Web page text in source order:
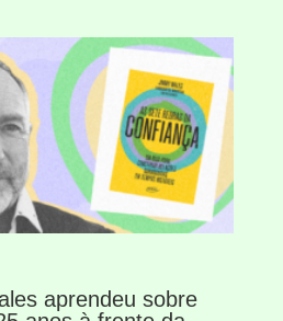
aprendeu sobre